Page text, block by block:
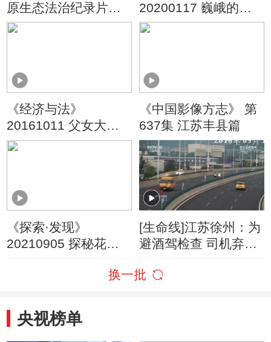
原生态法治纪录片
《家事如天》深圳篇
20200117 巍峨的大
山 奔跑的财富
《经济与法》
20161011 父女大战
（下）
《中国影像方志》 第
637集 江苏丰县篇
《探索·发现》
20210905 探秘花厅
[生命线]江苏徐州：为
避酒驾检查 司机弃车
换一批
央视榜单